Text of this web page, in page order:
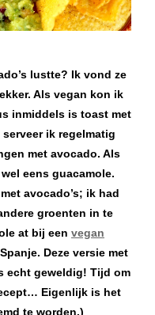
lustte? Ik vond ze
Als vegan kon ik
inmiddels is toast met
ik regelmatig
met avocado. Als
eens guacamole.
avocado’s; ik had
groenten in te
at bij een vegan
Deze versie met
echt geweldig! Tijd om
Eigenlijk is het
te worden.)